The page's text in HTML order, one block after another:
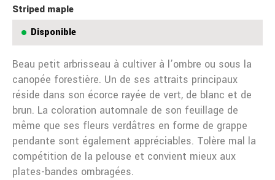
Striped maple
Disponible
Beau petit arbrisseau à cultiver à l’ombre ou sous la
canopée forestière. Un de ses attraits principaux
réside dans son écorce rayée de vert, de blanc et de
brun. La coloration automnale de son feuillage de
même que ses fleurs verdâtres en forme de grappe
pendante sont également appréciables. Tolère mal la
compétition de la pelouse et convient mieux aux
plates-bandes ombragées.